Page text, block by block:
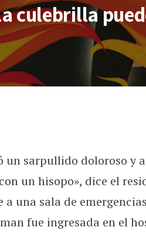
culebrilla
puede causar
un sarpullido doloroso y
un hisopo», dice el
una sala de
fue ingresada en el